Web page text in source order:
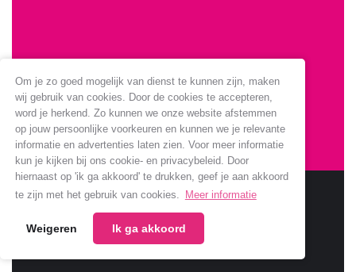
Om je zo goed mogelijk van dienst te kunnen zijn, maken
wij gebruik van cookies. Door de cookies te accepteren,
word je herkend. Zo kunnen we onze website afstemmen
op jouw persoonlijke voorkeuren en kunnen we je relevante
informatie en advertenties laten zien. Voor meer informatie
kun je kijken bij ons cookie- en privacybeleid. Door
hiernaast op 'ik ga akkoord' te drukken, geef je aan akkoord
te zijn met het gebruik van cookies.
Meer informatie
Weigeren Ik ga akkoord
Sponsoring Jumbo verlengt
Jumbo verlengt samenwerking met onze club.